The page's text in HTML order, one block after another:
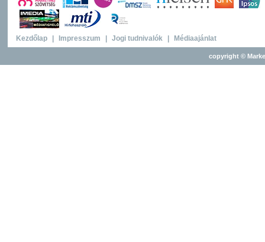
Kezdőlap Impresszum Jogi tudnivalók Médiaajánlat
copyright ©